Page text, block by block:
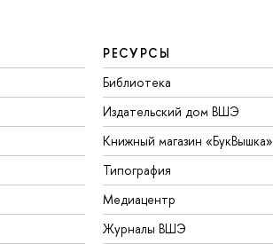
РЕСУРСЫ
Библиотека
Издательский дом ВШЭ
Книжный магазин «БукВышка»
Типография
Медиацентр
Журналы ВШЭ